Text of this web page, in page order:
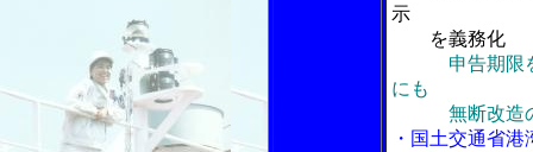
示
を義務化
申告期限
にも
無断改造の
・国土交通省